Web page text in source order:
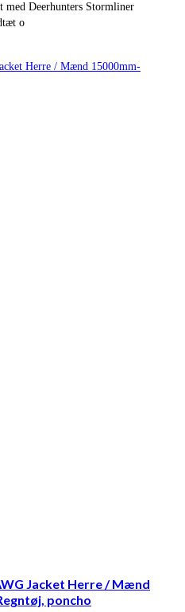
med Deerhunters Stormliner
o
Jacket Herre / Mænd
poncho